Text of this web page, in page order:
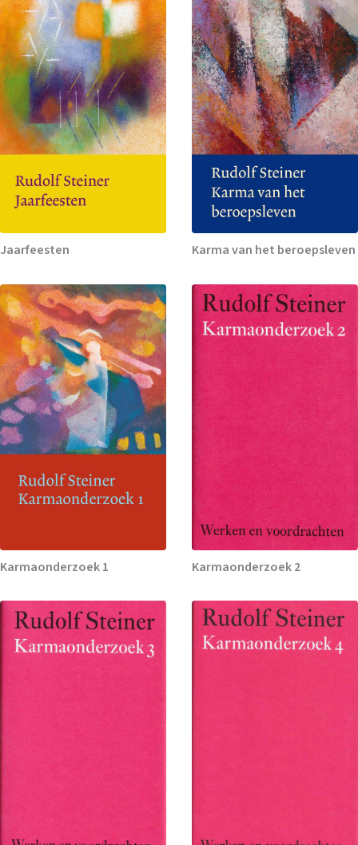
Jaarfeesten Karma van het beroepsleven
Karmaonderzoek 1 Karmaonderzoek 2